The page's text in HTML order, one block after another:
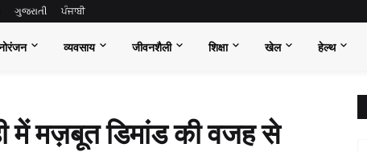
ગુજરાતી ਪੰਜਾਬੀ
व्यवसाय जीवनशैली शिक्षा खेल हेल्थ
में मज़बूत डिमांड की वजह से